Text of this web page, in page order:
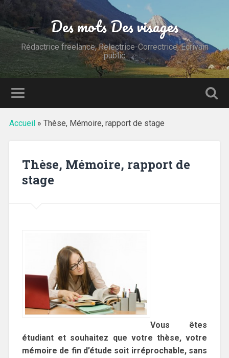
Des mots Des visages
Rédactrice freelance, Relectrice-Correctrice, Ecrivain
public
Accueil» Thèse, Mémoire, rapport de stage
Thèse, Mémoire, rapport de
stage
Vous êtes
étudiant et souhaitez que votre thèse, votre
mémoire de fin d’étude soit irréprochable, sans